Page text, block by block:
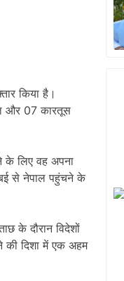
किया है।
और 07 कारतूस
के लिए वह अपना
से नेपाल पहुंचने के
के दौरान विदेशों
की दिशा में एक अहम